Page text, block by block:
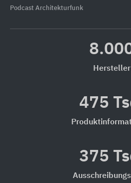
Podcast Architekturfunk
Hersteller
475
375